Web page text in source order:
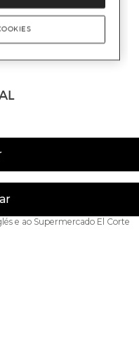
e ao Supermercado El Corte